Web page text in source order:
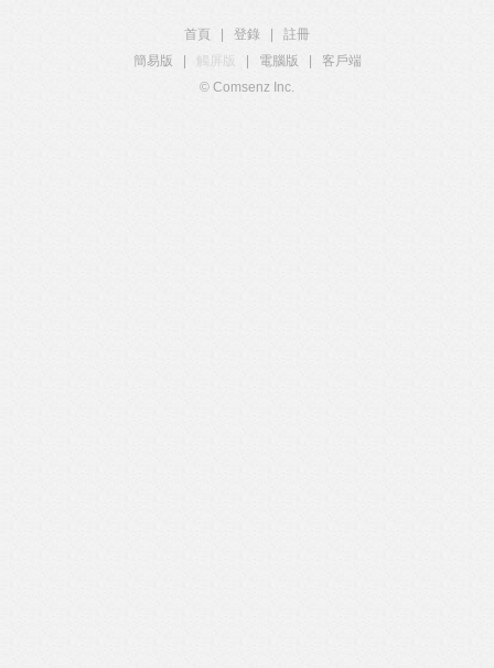
首頁 登錄
註冊
簡易版
觸屏版 電腦版
客戶端
© Comsenz Inc.